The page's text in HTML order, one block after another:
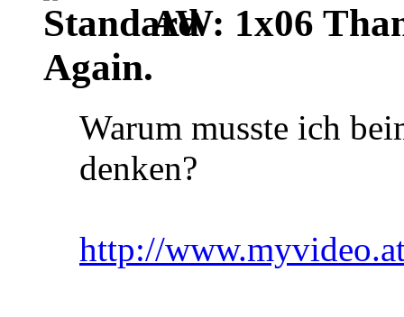
AW: 1x06
Again.
Warum musste ich
denken?
http://